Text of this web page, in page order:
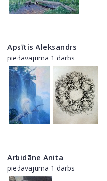
Apsītis Aleksandrs
piedāvājumā 1 darbs
Arbidāne Anita
piedāvājumā 1 darbs